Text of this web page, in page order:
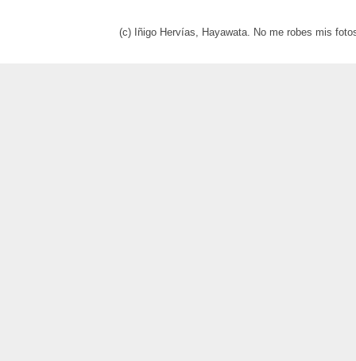
(c) Iñigo Hervías, Hayawata. No me robes mis